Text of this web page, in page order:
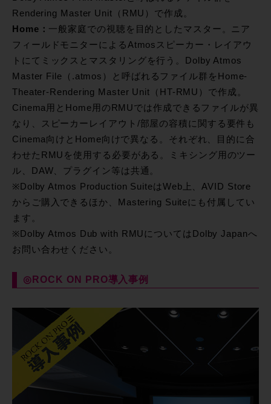
Rendering Master Unit（RMU）で作成。
Home： 一般家庭での視聴を目的としたマスター。ニア
フィールドモニターによるAtmosスピーカー・レイアウ
トにてミックスとマスタリングを行う。Dolby Atmos
Master File（.atmos）と呼ばれるファイル群をHome-
Theater-Rendering Master Unit（HT-RMU）で作成。
Cinema用とHome用のRMUでは作成できるファイルが異
なり、スピーカーレイアウト/部屋の容積に関する要件も
Cinema向けとHome向けで異なる。それぞれ、目的に合
わせたRMUを使用する必要がある。ミキシング用のツー
ル、DAW、プラグイン等は共通。
※Dolby Atmos Production SuiteはWeb上、AVID Store
からご購入できるほか、Mastering Suiteにも付属してい
ます。
※Dolby Atmos Dub with RMUについてはDolby Japanへ
お問い合わせください。
◎ROCK ON PRO導入事例